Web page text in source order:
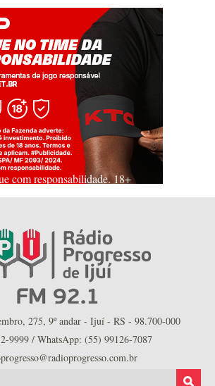
com responsabilidade. 18+
275, 9º andar - Ijuí - RS - 98.700-000
9999 / WhatsApp: (55) 99126-7087